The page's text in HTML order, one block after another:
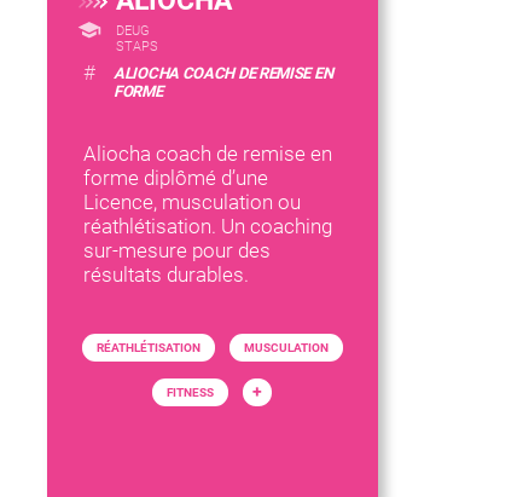
DEUG
STAPS
#
ALIOCHA COACH DE REMISE EN
FORME
Aliocha coach de remise en
forme diplômé d’une
Licence, musculation ou
réathlétisation. Un coaching
sur-mesure pour des
résultats durables.
RÉATHLÉTISATION MUSCULATION
FITNESS +